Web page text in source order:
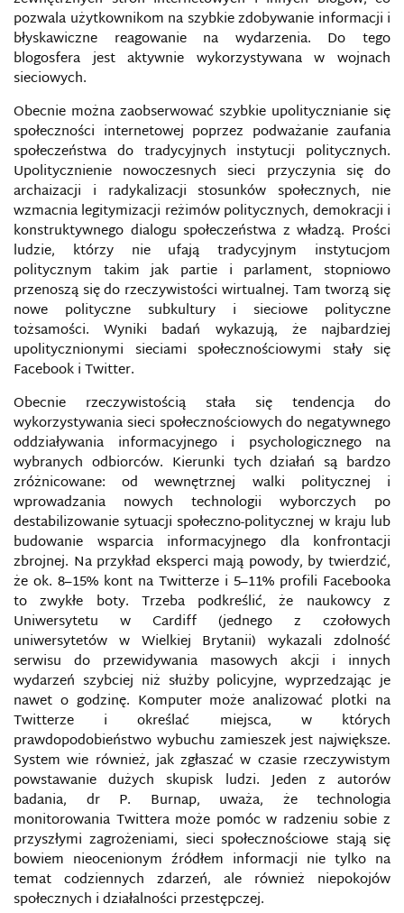
pozwala użytkownikom na szybkie zdobywanie informacji i
błyskawiczne reagowanie na wydarzenia. Do tego
blogosfera jest aktywnie wykorzystywana w wojnach
sieciowych.
Obecnie można zaobserwować szybkie upolitycznianie się
społeczności internetowej poprzez podważanie zaufania
społeczeństwa do tradycyjnych instytucji politycznych.
Upolitycznienie nowoczesnych sieci przyczynia się do
archaizacji i radykalizacji stosunków społecznych, nie
wzmacnia legitymizacji reżimów politycznych, demokracji i
konstruktywnego dialogu społeczeństwa z władzą. Prości
ludzie, którzy nie ufają tradycyjnym instytucjom
politycznym takim jak partie i parlament, stopniowo
przenoszą się do rzeczywistości wirtualnej. Tam tworzą się
nowe polityczne subkultury i sieciowe polityczne
tożsamości. Wyniki badań wykazują, że najbardziej
upolitycznionymi sieciami społecznościowymi stały się
Facebook i Twitter.
Obecnie rzeczywistością stała się tendencja do
wykorzystywania sieci społecznościowych do negatywnego
oddziaływania informacyjnego i psychologicznego na
wybranych odbiorców. Kierunki tych działań są bardzo
zróżnicowane: od wewnętrznej walki politycznej i
wprowadzania nowych technologii wyborczych po
destabilizowanie sytuacji społeczno-politycznej w kraju lub
budowanie wsparcia informacyjnego dla konfrontacji
zbrojnej. Na przykład eksperci mają powody, by twierdzić,
że ok. 8–15% kont na Twitterze i 5–11% profili Facebooka
to zwykłe boty. Trzeba podkreślić, że naukowcy z
Uniwersytetu w Cardiff (jednego z czołowych
uniwersytetów w Wielkiej Brytanii) wykazali zdolność
serwisu do przewidywania masowych akcji i innych
wydarzeń szybciej niż służby policyjne, wyprzedzając je
nawet o godzinę. Komputer może analizować plotki na
Twitterze i określać miejsca, w których
prawdopodobieństwo wybuchu zamieszek jest największe.
System wie również, jak zgłaszać w czasie rzeczywistym
powstawanie dużych skupisk ludzi. Jeden z autorów
badania, dr P. Burnap, uważa, że technologia
monitorowania Twittera może pomóc w radzeniu sobie z
przyszłymi zagrożeniami, sieci społecznościowe stają się
bowiem nieocenionym źródłem informacji nie tylko na
temat codziennych zdarzeń, ale również niepokojów
społecznych i działalności przestępczej.
CAMBRIDGE ANALYTICA
CENTRUM ANALIZ PROPAGANDY I DEZINFORMACJI
CENTRUM DOSKONALENIA OBRONY PRZED
CYBERATAKAMI
CENTRUM EKSPERCKIE NATO DS. KOMUNIKACJI
STRATEGICZNEJ
CENZURA
CERT
CLEAN IT PROJECT
CYBERATAK
CYBERBEZPIECZEŃSTWO
CYBERBROŃ
CYBERCENZURA
CYBERGRUPY
CYBERKONFLIKT
CYBERPRZEMOC
CYBERPRZESTĘPCZOŚĆ
CYBERPRZESTRZEŃ
CYBERSZPIEGOSTWO
CYBERTERRORYZM
CYBERWOJNA
CYBERZAGROŻENIA